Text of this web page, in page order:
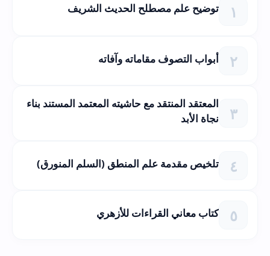
توضيح علم مصطلح الحديث الشريف
أبواب التصوف مقاماته وآفاته
المعتقد المنتقد مع حاشيته المعتمد المستند بناء
نجاة الأبد
تلخيص مقدمة علم المنطق (السلم المنورق)
كتاب معاني القراءات للأزهري